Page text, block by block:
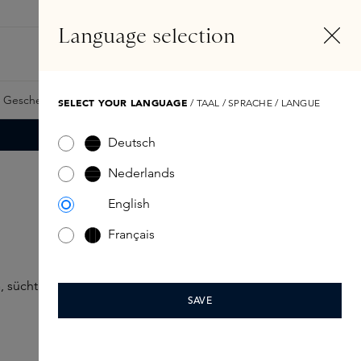
Samples Skins Exclusives Skins Boxen
süchtig machenden Duft auf der Haut vereinen.
Language selection
SELECT YOUR LANGUAGE / TAAL / SPRACHE / LANGUE
Deutsch
Nederlands
English
Français
SAVE